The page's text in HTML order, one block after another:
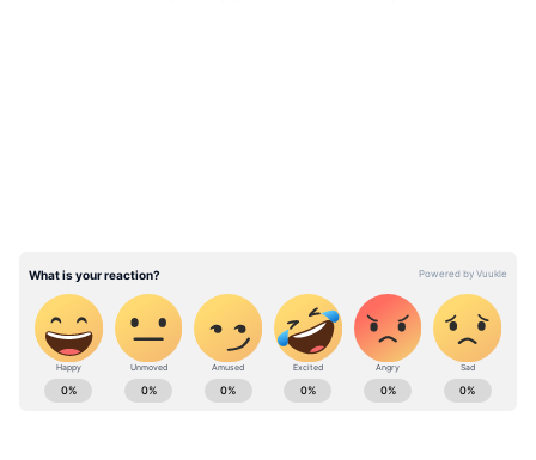
করেছিলেন।
পূর্ণমন্ত্রী হিসেবে শপথ
ABOUT THE AUTHOR